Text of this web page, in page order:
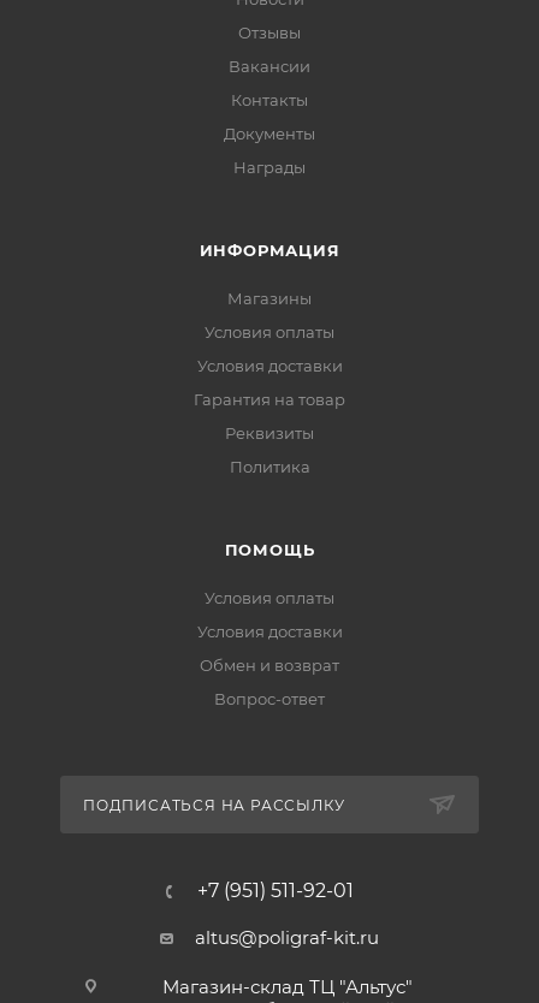
Отзывы
Вакансии
Контакты
Документы
Награды
ИНФОРМАЦИЯ
Магазины
Условия оплаты
Условия доставки
Гарантия на товар
Реквизиты
Политика
ПОМОЩЬ
Условия оплаты
Условия доставки
Обмен и возврат
Вопрос-ответ
ПОДПИСАТЬСЯ НА РАССЫЛКУ
+7 (951) 511-92-01
altus@poligraf-kit.ru
Магазин-склад ТЦ "Альтус"